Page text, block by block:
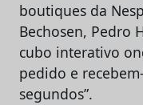
boutiques da
Bechosen, Pedro
cubo interativo
pedido e
segundos”.